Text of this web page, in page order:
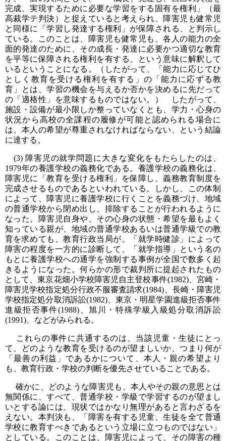
完成、実現するために必要な学習をする固有を権利」（最
高裁学テ判決）と捉えていると考えられ、障害児も健常児
と同様に「学習し発達する権利」が保障される、と判示し
ている。このことは、障害児も健常児も、各人の能力の全
面的発達のために、その成長・発達に必要かつ適切な教育
を平等に保障される権利を有する、という意味に解釈して
いるということになる。（したがって、「能力に応じてひ
としく教育を受ける権利を有する」の「能力に応ずる教
育」とは、学習の機会を与えるか否かを決めるに先だって
の「適格性」を意味するものではない。） したがって、
施設・設備が最小限しか整っていなくとも、学力・心身の
状況から高校の全課程の履修が可能と認められる場合に
は、本人の希望が尊重されなければならない、という結論
に達する。
(3) 障害児の就学問題に大きな変化をもたらしたのは、
1979年の養護学校の義務化である。養護学校の義務化は、
障害児に「教育を受ける権利」を保障し、義務教育制度を
完成させるものであるといわれている。しかし、この体制
によって、障害児に養護学校に行くことを義務づけ、地域
の普通学校から閉め出し、排除することが行われるように
なった。障害児自身や、その心身の状態・希望を最もよく
知っている親が、地域の普通学校あるいは普通学級での教
育を求めても、教育行政当局が、「就学時健診」によって
障害の程度を一方的に診断して、「就学指導」という名の
もとに養護学校への通学を強制する事例が全国で数多く起
きるようになった。何らかの形で裁判所に提起されたもの
として、東京花畑小学校障害児自主登校事件(1982)、宮崎・
障害児学校指定処分行政不服審査請求(1984)、長崎・障害児
学校指定処分取消訴訟(1982)、東京・明星学園進級拒否事件
進級拒否事件(1988)、旭川・特殊学級入級処分取消訴訟
(1991)、などがみられる。
これらの事件に共通するのは、当該児童・生徒にとっ
て、どのような教育を受けるのが望ましいか、つまり何が
「最善の利益」であるかについて、本人・親の希望より
も、教育行政・学校の判断を優先させていることである。
確かに、どのような障害児も、本人やその親の意思とは
無関係に、すべて、普通学校・学級で学習するのが望まし
いとする論には、現状ではかなり無理があると言わざるを
えない。本判決も、「障害を有する児童、生徒を全て普通
学校に教育すべきであるという立場に立つものではない」
としている。このことは、障害児によって、その障害の種